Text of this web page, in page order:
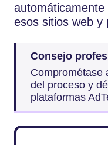
automáticamente
esos sitios web y
Consejo
Comprométase
del proceso y
plataformas